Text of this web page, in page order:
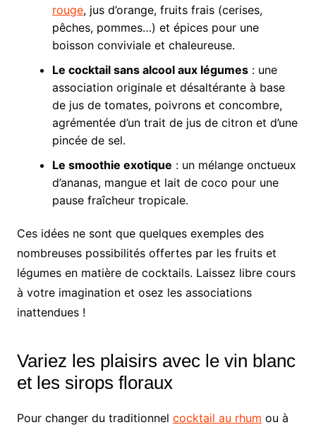
rouge, jus d’orange, fruits frais (cerises,
pêches, pommes…) et épices pour une
boisson conviviale et chaleureuse.
Le cocktail sans alcool aux légumes: une
association originale et désaltérante à base
de jus de tomates, poivrons et concombre,
agrémentée d’un trait de jus de citron et d’une
pincée de sel.
Le smoothie exotique : un mélange onctueux
d’ananas, mangue et lait de coco pour une
pause fraîcheur tropicale.
Ces idées ne sont que quelques exemples des
nombreuses possibilités offertes par les fruits et
légumes en matière de cocktails. Laissez libre cours
à votre imagination et osez les associations
inattendues !
Variez les plaisirs avec le vin blanc
et les sirops floraux
Pour changer du traditionnel cocktail au rhum ou à